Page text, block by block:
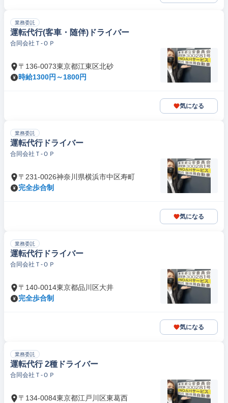
業務委託
運転代行(客車・随伴)ドライバー
合同会社Ｔ‐ＯＰ
〒136-0073東京都江東区北砂
時給1300円～1800円
気になる
業務委託
運転代行ドライバー
合同会社Ｔ‐ＯＰ
〒231-0026神奈川県横浜市中区寿町
完全歩合制
気になる
業務委託
運転代行ドライバー
合同会社Ｔ‐ＯＰ
〒140-0014東京都品川区大井
完全歩合制
気になる
業務委託
運転代行 2種ドライバー
合同会社Ｔ‐ＯＰ
〒134-0084東京都江戸川区東葛西